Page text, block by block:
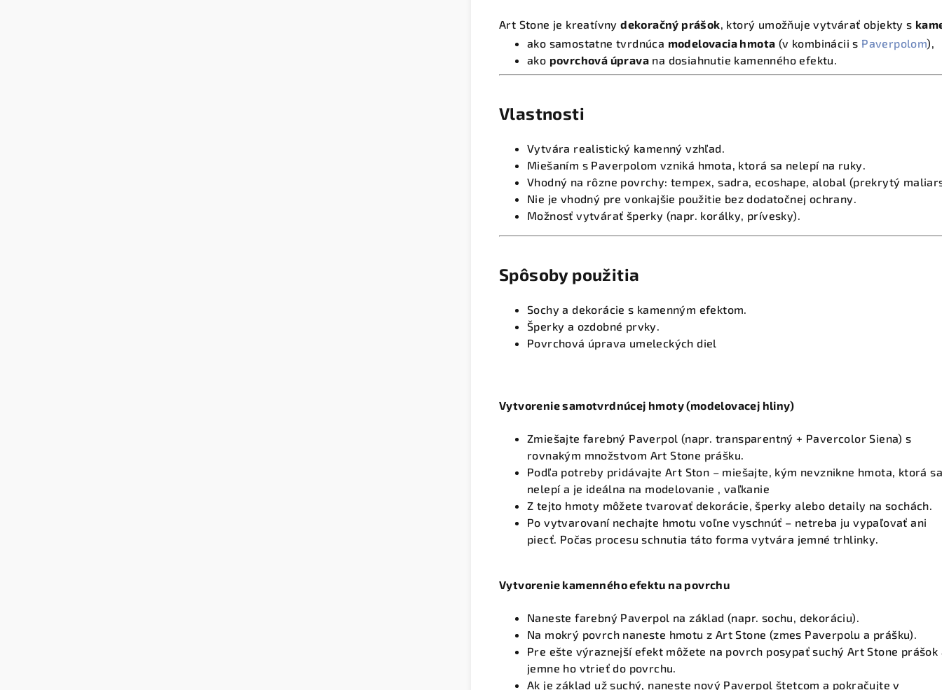
Art Stone je kreatívnydekoračný prášok , ktorý umožňuje vytvárať objekty s
ako samostatne tvrdnúca modelovacia hmota (v kombinácii s Paverpolom),
ako povrchová úprava na dosiahnutie kamenného efektu.
Vlastnosti
Vytvára realistický kamenný vzhľad.
Miešaním s Paverpolom vzniká hmota, ktorá sa nelepí na ruky.
Vhodný na rôzne povrchy: tempex, sadra, ecoshape, alobal (prekrytý
Nie je vhodný pre vonkajšie použitie bez dodatočnej ochrany.
Možnosť vytvárať šperky (napr. korálky, prívesky).
Spôsoby použitia
Sochy a dekorácie s kamenným efektom.
Šperky a ozdobné prvky.
Povrchová úprava umeleckých diel
Vytvorenie samotvrdnúcej hmoty (modelovacej hliny)
Zmiešajte farebný Paverpol (napr. transparentný + Pavercolor Siena) s
rovnakým množstvom Art Stone prášku.
Podľa potreby pridávajte Art Ston – miešajte, kým nevznikne hmota, ktorá sa
nelepí a je ideálna na modelovanie , vaľkanie
Z tejto hmoty môžete tvarovať dekorácie, šperky alebo detaily na sochách.
Po vytvarovaní nechajte hmotu voľne vyschnúť – netreba ju vypaľovať ani
piecť. Počas procesu schnutia táto forma vytvára jemné trhlinky.
Vytvorenie kamenného efektu na povrchu
Naneste farebný Paverpol na základ (napr. sochu, dekoráciu).
Na mokrý povrch naneste hmotu z Art Stone (zmes Paverpolu a prášku).
Pre ešte výraznejší efekt môžete na povrch posypať suchý Art Stone prášok
jemne ho vtrieť do povrchu.
Ak je základ už suchý, naneste nový Paverpol štetcom a pokračujte v